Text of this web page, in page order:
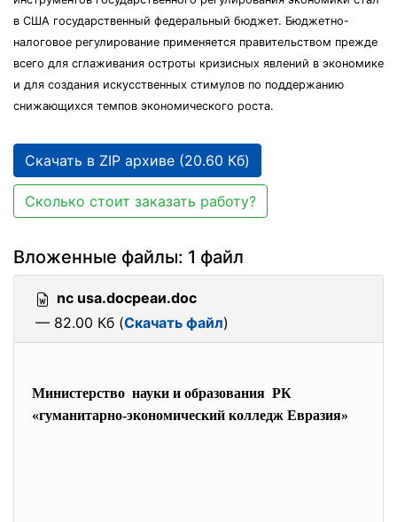
в США государственный федеральный бюджет. Бюджетно-
налоговое регулирование применяется правительством прежде
всего для сглаживания остроты кризисных явлений в экономике
и для создания искусственных стимулов по поддержанию
снижающихся темпов экономического роста.
Скачать в ZIP архиве (20.60 Кб)
Сколько стоит заказать работу?
Вложенные файлы: 1 файл
nc usa.docреаи.doc
— 82.00 Кб (Скачать файл)
Министерство науки и образования РК
«гуманитарно-экономический колледж Евразия»